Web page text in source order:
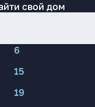
свой дом
6
15
19